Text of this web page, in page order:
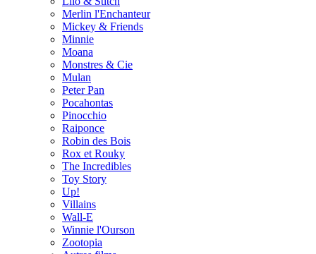
Merlin l'Enchanteur
Mickey & Friends
Minnie
Moana
Monstres & Cie
Mulan
Peter Pan
Pocahontas
Pinocchio
Raiponce
Robin des Bois
Rox et Rouky
The Incredibles
Toy Story
Up!
Villains
Wall-E
Winnie l'Ourson
Zootopia